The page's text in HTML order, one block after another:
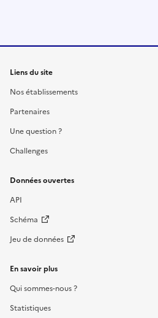
Liens du site
Nos établissements
Partenaires
Une question ?
Challenges
Données ouvertes
API
Schéma
Jeu de données
En savoir plus
Qui sommes-nous ?
Statistiques